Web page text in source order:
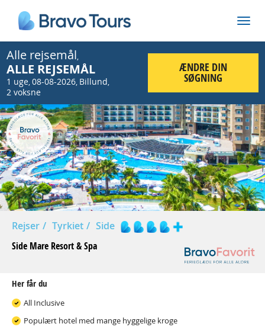
Alle rejsemål,
ALLE REJSEMÅL
1 uge,08-08-2026, Billund,
2 voksne
ÆNDRE DIN
SØGNING
Prev
Rejser Tyrkiet
Side
Side Mare Resort & Spa
Her får du
All Inclusive
Populært hotel med mange hyggelige kroge